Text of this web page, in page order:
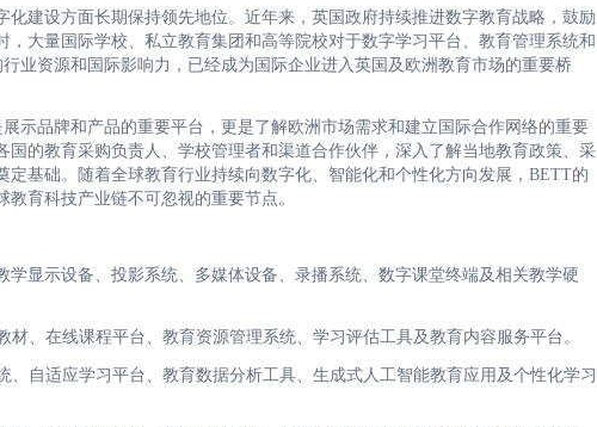
建设方面长期保持领先地位。近年来，英国政府持续推进数字教育战略，鼓励
大量国际学校、私立教育集团和高等院校对于数字学习平台、教育管理系统和
业资源和国际影响力，已经成为国际企业进入英国及欧洲教育市场的重要桥
示品牌和产品的重要平台，更是了解欧洲市场需求和建立国际合作网络的重要
的教育采购负责人、学校管理者和渠道合作伙伴，深入了解当地教育政策、采
基础。随着全球教育行业持续向数字化、智能化和个性化方向发展，BETT的
育科技产业链不可忽视的重要节点。
显示设备、投影系统、多媒体设备、录播系统、数字课堂终端及相关教学硬
、在线课程平台、教育资源管理系统、学习评估工具及教育内容服务平台。
自适应学习平台、教育数据分析工具、生成式人工智能教育应用及个性化学习